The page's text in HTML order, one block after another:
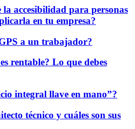
la accesibilidad para personas
en tu empresa?
a un trabajador?
rentable? Lo que debes
integral llave en mano”?
técnico y cuáles son sus